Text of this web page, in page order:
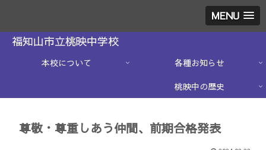
MENU
福知山市立桃映中学校
本校について
各種お知らせ
桃映中の歴史
尊敬・尊重しあう仲間、前期合格発表